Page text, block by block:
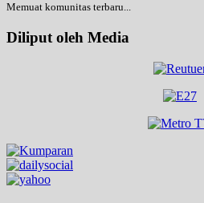
Memuat komunitas terbaru...
Diliput oleh Media